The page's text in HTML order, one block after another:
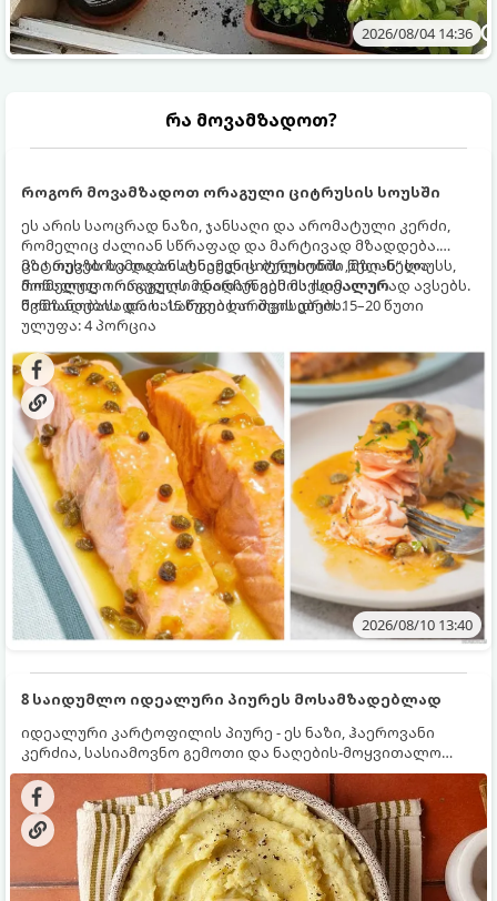
2026/08/04 14:36
რა მოვამზადოთ?
როგორ მოვამზადოთ ორაგული ციტრუსის სოუსში
ეს არის საოცრად ნაზი, ჯანსაღი და არომატული კერძი,
რომელიც ძალიან სწრაფად და მარტივად მზადდება.
ციტრუსებისა და ბოსტნეულის ბულიონში ნელ-ნელა
მოწალული ორაგული ინარჩუნებს მაქსიმალურ
წვნიანობასა და სასარგებლო თვისებებს.
მზა თევზს ზემოდან ასხამენ ციტრუსების „მზიან“ სოუსს,
რომელიც ორაგულის მდიდარ გემოს იდეალურად ავსებს.
მომზადების დრო: 15 წუთი ხარშვის დრო: 15–20 წუთი
ულუფა: 4 პორცია
2026/08/10 13:40
8 საიდუმლო იდეალური პიურეს მოსამზადებლად
იდეალური კარტოფილის პიურე - ეს ნაზი, ჰაეროვანი
კერძია, სასიამოვნო გემოთი და ნაღების-მოყვითალო
ფერით. მისი მომზადება ძალიან მარტივია, მაგრამ
არსებობს რამდენიმე საიდუმლო, რომლებიც უნდა
იცოდეთ, რომ პიურე იდეალურად გემრიელი გამოვიდეს.